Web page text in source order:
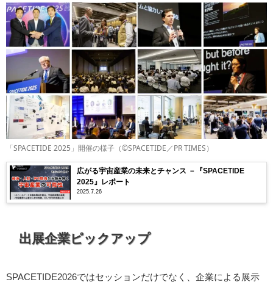
「SPACETIDE 2025」開催の様子（©SPACETIDE／PR TIMES）
広がる宇宙産業の未来とチャンス －『SPACETIDE
2025』レポート
2025.7.26
出展企業ピックアップ
SPACETIDE2026ではセッションだけでなく、企業による展示